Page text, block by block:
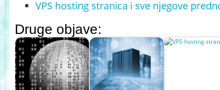
VPS hosting stranica i sve njegove
Druge objave: